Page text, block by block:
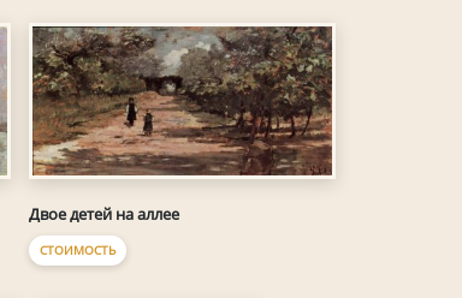
Двое детей на аллее
СТОИМОСТЬ